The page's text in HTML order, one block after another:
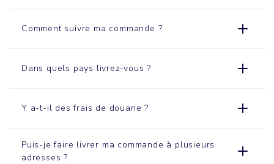
Comment suivre ma commande ?
Dans quels pays livrez-vous ?
Y a-t-il des frais de douane ?
Puis-je faire livrer ma commande à plusieurs
adresses ?